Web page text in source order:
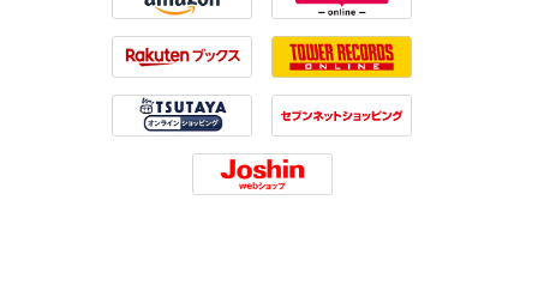
Amazon HMV
Rakuten Tower Records
Tsutaya 7net
Joshin